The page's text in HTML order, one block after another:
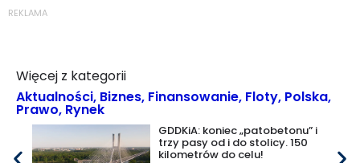
REKLAMA
Więcej z kategorii
Aktualności, Biznes, Finansowanie, Floty, Polska,
Prawo, Rynek
GDDKiA: koniec „patobetonu” i
trzy pasy od i do stolicy. 150
kilometrów do celu!